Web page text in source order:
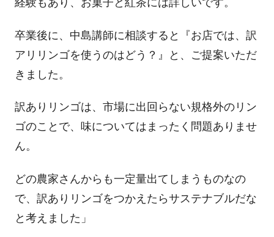
経験もあり、お菓子と紅茶には詳しいです。
卒業後に、中島講師に相談すると『お店では、訳
アリリンゴを使うのはどう？』と、ご提案いただ
きました。
訳ありリンゴは、市場に出回らない規格外のリン
ゴのことで、味についてはまったく問題ありませ
ん。
どの農家さんからも一定量出てしまうものなの
で、訳ありリンゴをつかえたらサステナブルだな
と考えました」